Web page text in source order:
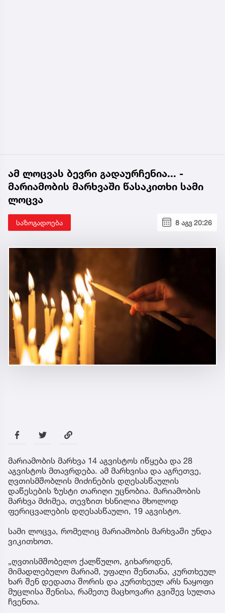
ამ ლოცვას ბევრი გადაურჩენია... -
მარიამობის მარხვაში წასაკითხი სამი
ლოცვა
საზოგადოება 8 აგვ 20:26
მარიამობის მარხვა 14 აგვისტოს იწყება და 28
აგვისტოს მთავრდება. ამ მარხვისა და აგრეთვე,
ღვთისმშობლის მიძინების დღესასწაულის
დაწესების ზუსტი თარიღი უცნობია. მარიამობის
მარხვა მძიმეა, თევზით ხსნილია მხოლოდ
ფერიცვალების დღესასწაული, 19 აგვისტო.
სამი ლოცვა, რომელიც მარიამობის მარხვაში უნდა
ვიკითხოთ.
„ღვთისმშობელო ქალწულო, გიხაროდენ,
მიმადლებულო მარიამ, უფალი შენთანა, კურთხეულ
ხარ შენ დედათა შორის და კურთხეულ არს ნაყოფი
მუცლისა შენისა, რამეთუ მაცხოვარი გვიშევ სულთა
ჩვენთა.